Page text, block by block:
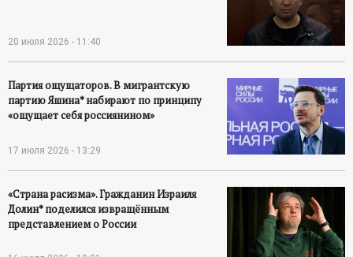
20 июля 2026 - 11:40
Партия ощущаторов. В мигрантскую
партию Яшина* набирают по принципу
«ощущает себя россиянином»
17 июля 2026 - 13:29
«Страна расизма». Гражданин Израиля
Долин* поделился извращённым
представлением о России